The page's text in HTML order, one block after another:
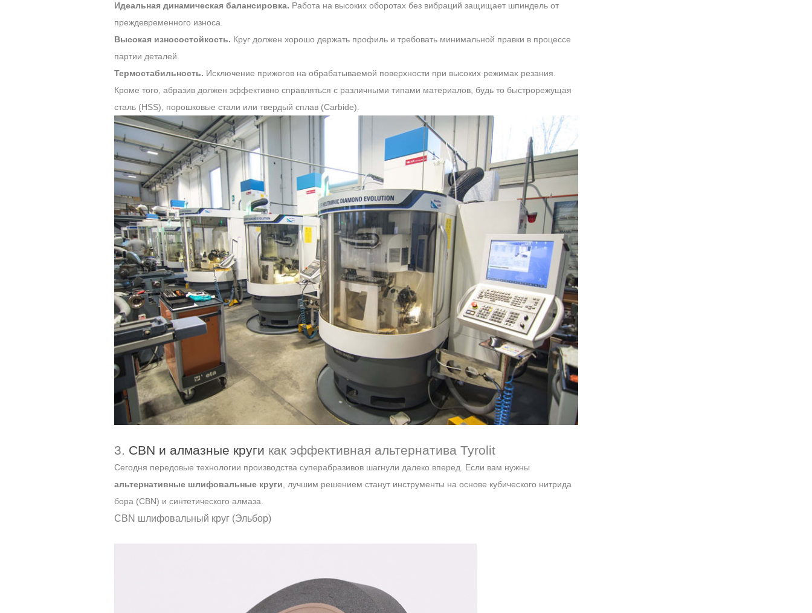
Идеальная динамическая балансировка. Работа на высоких оборотах без вибраций защищает шпиндель от
преждевременного износа.
Высокая износостойкость. Круг должен хорошо держать профиль и требовать минимальной правки в процессе
партии деталей.
Термостабильность. Исключение прижогов на обрабатываемой поверхности при высоких режимах резания.
Кроме того, абразив должен эффективно справляться с различными типами материалов, будь то быстрорежущая
сталь (HSS), порошковые стали или твердый сплав (Carbide).
3. CBN и алмазные круги как эффективная альтернатива Tyrolit
Сегодня передовые технологии производства суперабразивов шагнули далеко вперед. Если вам нужны
альтернативные шлифовальные круги, лучшим решением станут инструменты на основе кубического нитрида
бора (CBN) и синтетического алмаза.
CBN шлифовальный круг (Эльбор)